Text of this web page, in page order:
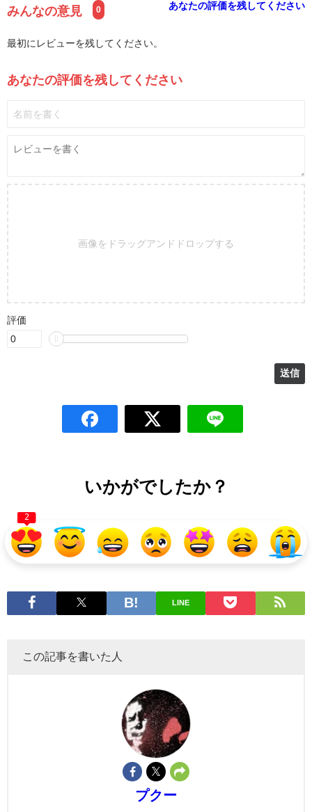
みんなの意見 0 あなたの評価を残してください
最初にレビューを残してください。
あなたの評価を残してください
画像をドラッグアンドドロップする
評価
いかがでしたか？
2
LINE
この記事を書いた人
プクー